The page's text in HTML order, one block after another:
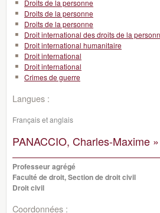
Droits de la personne
Droits de la personne
Droits de la personne
Droit international des droits de la
Droit international humanitaire
Droit international
Droit international
Crimes de guerre
Langues :
Français et anglais
PANACCIO, Charles-Maxime »
Professeur agrégé
Faculté de droit, Section de droit civil
Droit civil
Coordonnées :